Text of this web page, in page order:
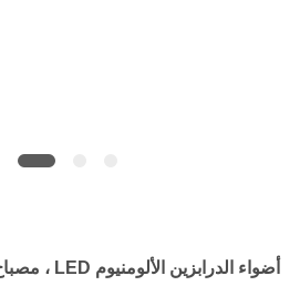
أضواء الدرابزين الألومنيوم LED ، مصباح المناظر الطبيعية